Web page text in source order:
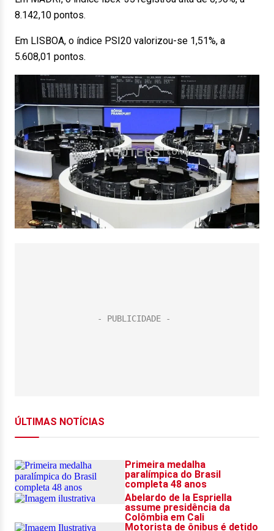
8.142,10 pontos.
Em LISBOA, o índice PSI20 valorizou-se 1,51%, a
5.608,01 pontos.